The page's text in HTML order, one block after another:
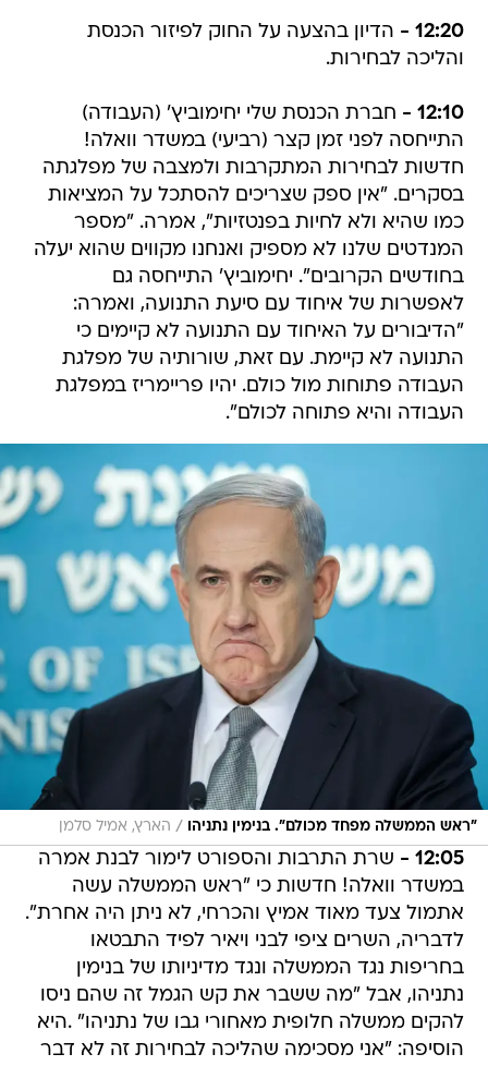
12:20 -
הדיון בהצעה על החוק לפיזור הכנסת
והליכה לבחירות.
12:10 -
חברת הכנסת שלי יחימוביץ' (העבודה)
התייחסה לפני זמן קצר (רביעי) במשדר וואלה!
חדשות לבחירות המתקרבות ולמצבה של מפלגתה
בסקרים. "אין ספק שצריכים להסתכל על המציאות
כמו שהיא ולא לחיות בפנטזיות", אמרה. "מספר
המנדטים שלנו לא מספיק ואנחנו מקווים שהוא יעלה
בחודשים הקרובים". יחימוביץ' התייחסה גם
לאפשרות של איחוד עם סיעת התנועה, ואמרה:
"הדיבורים על האיחוד עם התנועה לא קיימים כי
התנועה לא קיימת. עם זאת, שורותיה של מפלגת
העבודה פתוחות מול כולם. יהיו פריימריז במפלגת
העבודה והיא פתוחה לכולם".
"ראש הממשלה מפחד מכולם". בנימין נתניהו / הארץ, אמיל סלמן
12:05 -
שרת התרבות והספורט לימור לבנת אמרה
במשדר וואלה! חדשות כי "ראש הממשלה עשה
אתמול צעד מאוד אמיץ והכרחי, לא ניתן היה אחרת".
לדבריה, השרים ציפי לבני ויאיר לפיד התבטאו
בחריפות נגד הממשלה ונגד מדיניותו של בנימין
נתניהו, אבל "מה ששבר את קש הגמל זה שהם ניסו
להקים ממשלה חלופית מאחורי גבו של נתניהו" .היא
הוסיפה: "אני מסכימה שהליכה לבחירות זה לא דבר